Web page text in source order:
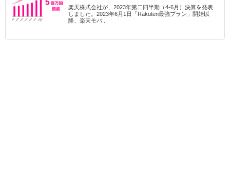
楽天株式会社が、2023年第二四半期（4-6月）決算を発表
しました。2023年6月1日「Rakuten最強プラン」開始以
降、楽天モバ...